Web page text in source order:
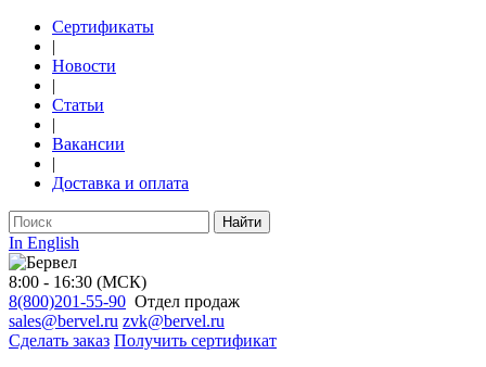
Сертификаты
|
Новости
|
Статьи
|
Вакансии
|
Доставка и оплата
Найти
In English
8:00 - 16:30 (МСК)
8(800)201-55-90 Отдел продаж
sales@bervel.ru zvk@bervel.ru
Сделать заказ Получить сертификат